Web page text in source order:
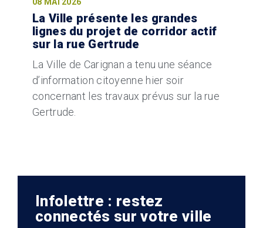
08 MAI 2026
La Ville présente les grandes
lignes du projet de corridor actif
sur la rue Gertrude
La Ville de Carignan a tenu une séance
d’information citoyenne hier soir
concernant les travaux prévus sur la rue
Gertrude.
Infolettre : restez
connectés sur votre ville